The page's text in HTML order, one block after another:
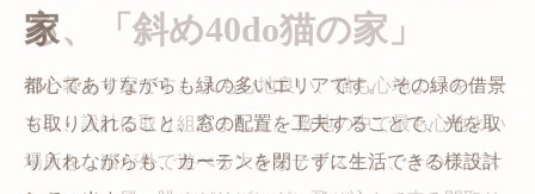
猫と暮らす家です。 人も心地良い、猫も心地よいをテー
マに、設計に取り組みました。 敷地の中で最も心地よい
場所を、猫が外で遊べる大きなテラスとし、そのテラス
家
都心でありながらも緑の多いエリアです。 その緑の借景
も取り入れること、窓の配置を工夫することで、光を取
り入れながらも、カーテンを閉じずに生活できる様設計
自然の中の岩山を切り開いて造った、ワイルドなゲスト
ハウスをイメージした空間が広がる都市型住宅です。
かつての機織り工場が、その趣を残しつつ孫世帯の住居
へと蘇りました。